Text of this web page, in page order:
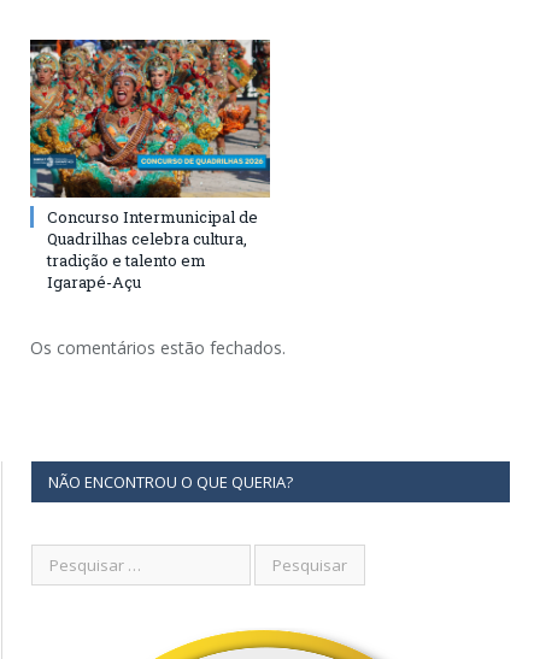
Concurso Intermunicipal de
Quadrilhas celebra cultura,
tradição e talento em
Igarapé-Açu
Os comentários estão fechados.
NÃO ENCONTROU O QUE QUERIA?